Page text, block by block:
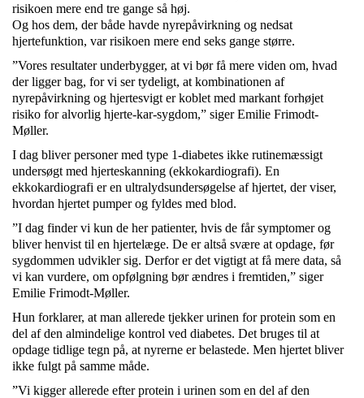
risikoen mere end tre gange så høj.
Og hos dem, der både havde nyrepåvirkning og nedsat
hjertefunktion, var risikoen mere end seks gange større.
”Vores resultater underbygger, at vi bør få mere viden om, hvad
der ligger bag, for vi ser tydeligt, at kombinationen af
nyrepåvirkning og hjertesvigt er koblet med markant forhøjet
risiko for alvorlig hjerte-kar-sygdom,” siger Emilie Frimodt-
Møller.
I dag bliver personer med type 1-diabetes ikke rutinemæssigt
undersøgt med hjerteskanning (ekkokardiografi). En
ekkokardiografi er en ultralydsundersøgelse af hjertet, der viser,
hvordan hjertet pumper og fyldes med blod.
”I dag finder vi kun de her patienter, hvis de får symptomer og
bliver henvist til en hjertelæge. De er altså svære at opdage, før
sygdommen udvikler sig. Derfor er det vigtigt at få mere data, så
vi kan vurdere, om opfølgning bør ændres i fremtiden,” siger
Emilie Frimodt-Møller.
Hun forklarer, at man allerede tjekker urinen for protein som en
del af den almindelige kontrol ved diabetes. Det bruges til at
opdage tidlige tegn på, at nyrerne er belastede. Men hjertet bliver
ikke fulgt på samme måde.
”Vi kigger allerede efter protein i urinen som en del af den